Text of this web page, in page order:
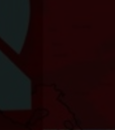
Μηχανικών
Βιβλίου